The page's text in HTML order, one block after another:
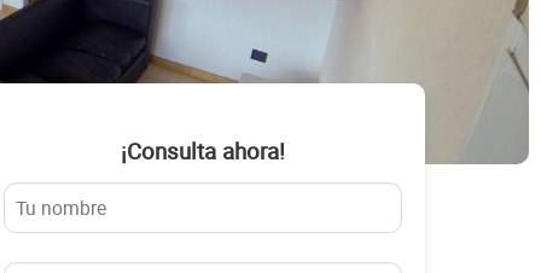
¡Consulta ahora!